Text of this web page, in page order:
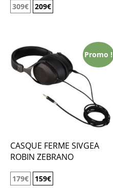
309€ 209€
Promo !
CASQUE FERME SIVGEA
ROBIN ZEBRANO
179€ 159€